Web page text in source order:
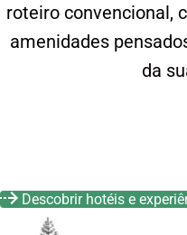
roteiro convencional,
amenidades
da
Descobrir hotéis e